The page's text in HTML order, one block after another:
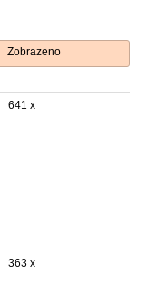
Zobrazeno
641 x
363 x